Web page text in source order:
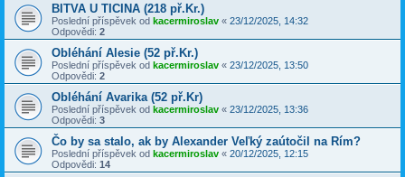
BITVA U TICINA (218 př.Kr.)
Poslední příspěvek od kacermiroslav « 23/12/2025, 14:32
Odpovědi: 2
Obléhání Alesie (52 př.Kr.)
Poslední příspěvek od kacermiroslav « 23/12/2025, 13:50
Odpovědi: 2
Obléhání Avarika (52 př.Kr)
Poslední příspěvek od kacermiroslav « 23/12/2025, 13:36
Odpovědi: 3
Čo by sa stalo, ak by Alexander Veľký zaútočil na Rím?
Poslední příspěvek od kacermiroslav « 20/12/2025, 12:15
Odpovědi: 14